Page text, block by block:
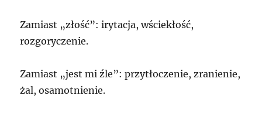
Zamiast „złość”: irytacja, wściekłość,
rozgoryczenie.
Zamiast „jest mi źle”: przytłoczenie, zranienie,
żal, osamotnienie.